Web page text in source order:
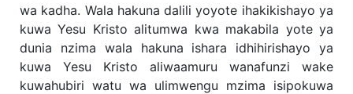
wa kadha. Wala hakuna dalili yoyote ihakikishayo ya
kuwa Yesu Kristo alitumwa kwa makabila yote ya
dunia nzima wala hakuna ishara idhihirishayo ya
kuwa Yesu Kristo aliwaamuru wanafunzi wake
kuwahubiri watu wa ulimwengu mzima isipokuwa